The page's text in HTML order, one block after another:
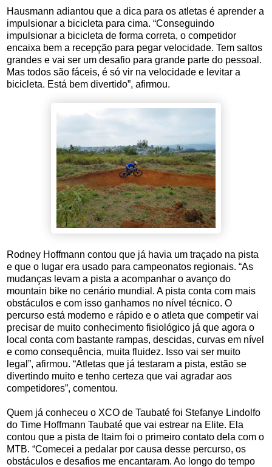
Hausmann adiantou que a dica para os atletas é aprender a
impulsionar a bicicleta para cima. “Conseguindo
impulsionar a bicicleta de forma correta, o competidor
encaixa bem a recepção para pegar velocidade. Tem saltos
grandes e vai ser um desafio para grande parte do pessoal.
Mas todos são fáceis, é só vir na velocidade e levitar a
bicicleta. Está bem divertido”, afirmou.
Rodney Hoffmann contou que já havia um traçado na pista
e que o lugar era usado para campeonatos regionais. “As
mudanças levam a pista a acompanhar o avanço do
mountain bike no cenário mundial. A pista conta com mais
obstáculos e com isso ganhamos no nível técnico. O
percurso está moderno e rápido e o atleta que competir vai
precisar de muito conhecimento fisiológico já que agora o
local conta com bastante rampas, descidas, curvas em nível
e como consequência, muita fluidez. Isso vai ser muito
legal”, afirmou. “Atletas que já testaram a pista, estão se
divertindo muito e tenho certeza que vai agradar aos
competidores”, comentou.
Quem já conheceu o XCO de Taubaté foi Stefanye Lindolfo
do Time Hoffmann Taubaté que vai estrear na Elite. Ela
contou que a pista de Itaim foi o primeiro contato dela com o
MTB. “Comecei a pedalar por causa desse percurso, os
obstáculos e desafios me encantaram. Ao longo do tempo